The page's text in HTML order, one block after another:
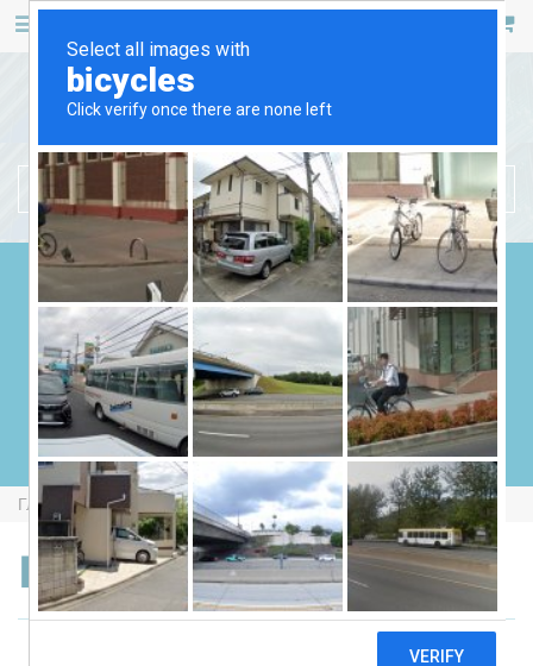
БЕНЗИНОВЫЕ ГЕНЕРАТОРЫ
ДИЗЕЛЬНЫЕ ГЕНЕРАТОРЫ
ГАЗОВЫЕ ГЕНЕРАТОРЫ
СВАРОЧНЫЕ ГЕНЕРАТОРЫ
ГЕНЕРАТОРЫ ОТ ВОМ
Главная Бензиновые Генераторы Fogo FH6001T
Fogo FH6001T